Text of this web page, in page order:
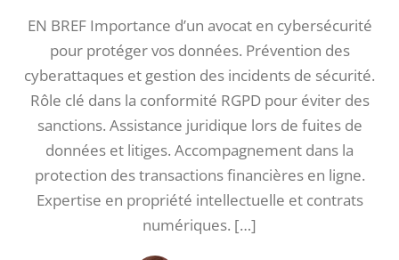
EN BREF Importance d’un avocat en cybersécurité
pour protéger vos données. Prévention des
cyberattaques et gestion des incidents de sécurité.
Rôle clé dans la conformité RGPD pour éviter des
sanctions. Assistance juridique lors de fuites de
données et litiges. Accompagnement dans la
protection des transactions financières en ligne.
Expertise en propriété intellectuelle et contrats
numériques. […]